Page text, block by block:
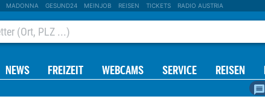
MADONNA GESUND24 MEINJOB REISEN TICKETS RADIO AUSTRIA
NEWS FREIZEIT WEBCAMS SERVICE REISEN